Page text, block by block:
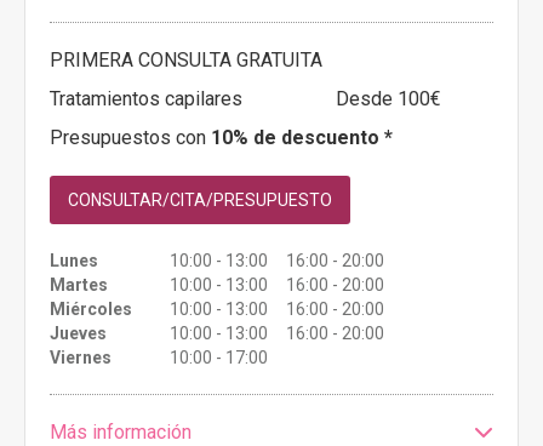
PRIMERA CONSULTA GRATUITA
Tratamientos capilares
Desde 100€
Presupuestos con 10% de descuento *
CONSULTAR/CITA/PRESUPUESTO
Lunes
10:00 - 13:00 16:00 - 20:00
Martes
10:00 - 13:00 16:00 - 20:00
Miércoles
10:00 - 13:00 16:00 - 20:00
Jueves
10:00 - 13:00 16:00 - 20:00
Viernes
10:00 - 17:00
Más información